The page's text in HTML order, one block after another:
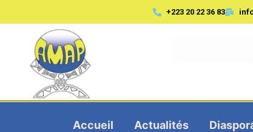
+223 20 22 36 83
Accueil Actualités